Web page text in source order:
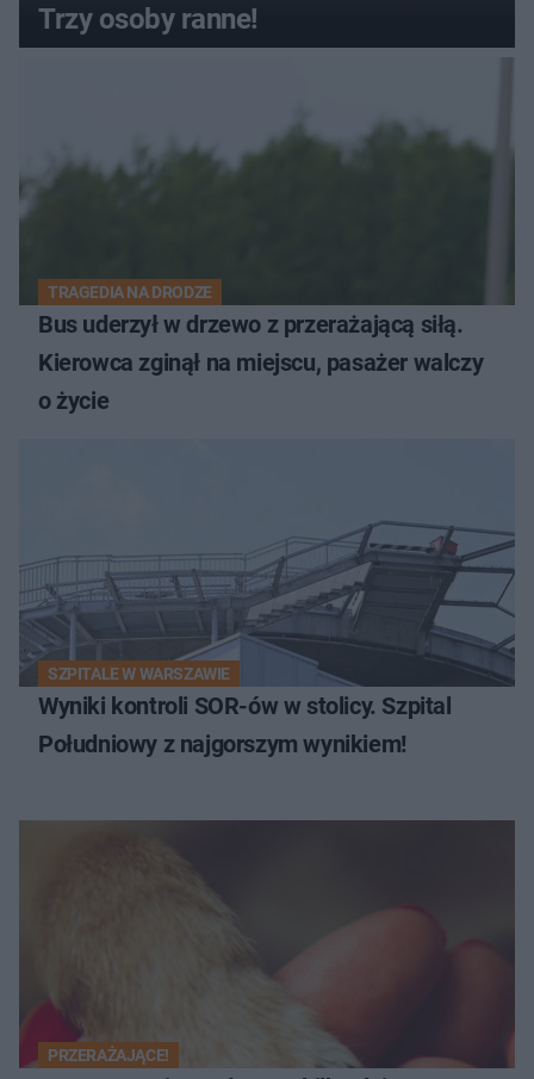
Trzy osoby ranne!
TRAGEDIA NA DRODZE
Bus uderzył w drzewo z przerażającą siłą.
Kierowca zginął na miejscu, pasażer walczy
o życie
SZPITALE W WARSZAWIE
Wyniki kontroli SOR-ów w stolicy. Szpital
Południowy z najgorszym wynikiem!
PRZERAŻAJĄCE!